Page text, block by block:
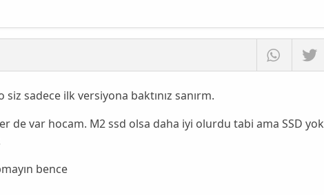
sadece ilk versiyona baktınız sanırm.
de var hocam. M2 ssd olsa daha iyi olurdu tabi ama SSD yok
bence